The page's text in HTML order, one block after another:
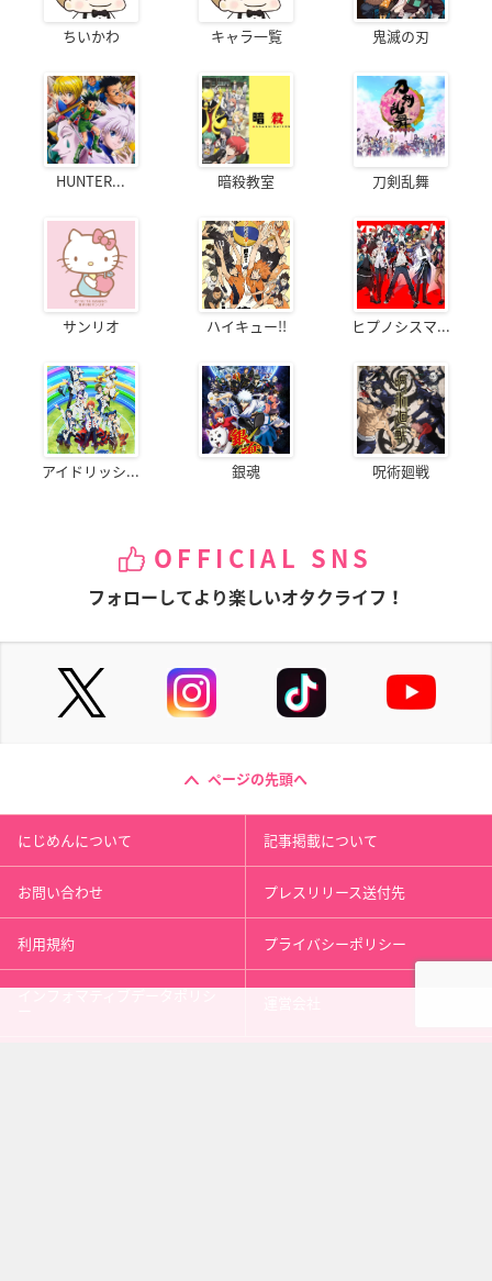
ちいかわ キャラ一覧 鬼滅の刃
HUNTER... 暗殺教室 刀剣乱舞
サンリオ ハイキュー!! ヒプノシスマ...
アイドリッシ... 銀魂 呪術廻戦
OFFICIAL SNS
フォローしてより楽しいオタクライフ！
ページの先頭へ
にじめんについて 記事掲載について
お問い合わせ プレスリリース送付先
利用規約 プライバシーポリシー
インフォマティブデータポリシ